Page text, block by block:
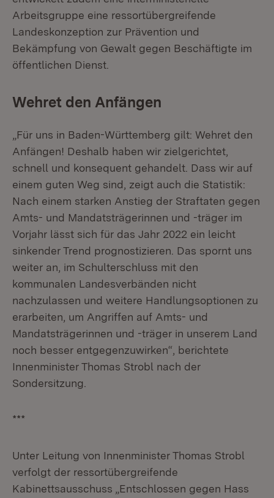
Arbeitsgruppe eine ressortübergreifende
Landeskonzeption zur Prävention und
Bekämpfung von Gewalt gegen Beschäftigte im
öffentlichen Dienst.
Wehret den Anfängen
„Für uns in Baden-Württemberg gilt: Wehret den
Anfängen! Deshalb haben wir zielgerichtet,
schnell und konsequent gehandelt. Dass wir auf
einem guten Weg sind, zeigt auch die Statistik:
Nach einem starken Anstieg der Straftaten gegen
Amts- und Mandatsträgerinnen und -träger im
Vorjahr lässt sich für das Jahr 2022 ein leicht
sinkender Trend prognostizieren. Das spornt uns
weiter an, im Schulterschluss mit den
kommunalen Landesverbänden nicht
nachzulassen und weitere Handlungsoptionen zu
erarbeiten, um Angriffen auf Amts- und
Mandatsträgerinnen und -träger in unserem Land
noch besser entgegenzuwirken“, berichtete
Innenminister Thomas Strobl nach der
Sondersitzung.
***
Unter Leitung von Innenminister Thomas Strobl
verfolgt der ressortübergreifende
Kabinettsausschuss „Entschlossen gegen Hass